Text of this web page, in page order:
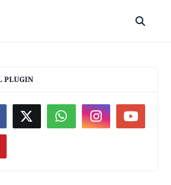
PLUGIN